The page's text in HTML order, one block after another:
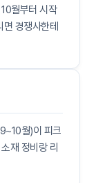
월부터 시작
경쟁사한테
월)이 피크
재 정비랑 리